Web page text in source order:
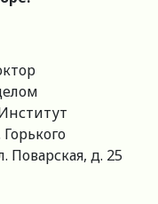
Поварская, д. 25